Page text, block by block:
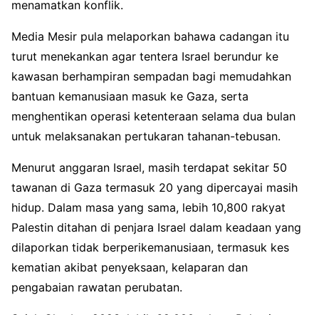
menamatkan konflik.
Media Mesir pula melaporkan bahawa cadangan itu
turut menekankan agar tentera Israel berundur ke
kawasan berhampiran sempadan bagi memudahkan
bantuan kemanusiaan masuk ke Gaza, serta
menghentikan operasi ketenteraan selama dua bulan
untuk melaksanakan pertukaran tahanan-tebusan.
Menurut anggaran Israel, masih terdapat sekitar 50
tawanan di Gaza termasuk 20 yang dipercayai masih
hidup. Dalam masa yang sama, lebih 10,800 rakyat
Palestin ditahan di penjara Israel dalam keadaan yang
dilaporkan tidak berperikemanusiaan, termasuk kes
kematian akibat penyeksaan, kelaparan dan
pengabaian rawatan perubatan.